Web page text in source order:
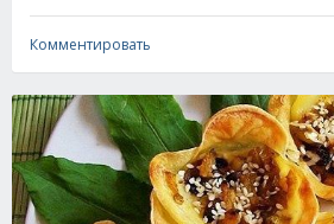
Комментировать